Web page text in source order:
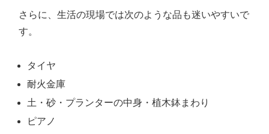
さらに、生活の現場では次のような品も迷いやすいで
す。
タイヤ
耐火金庫
土・砂・プランターの中身・植木鉢まわり
ピアノ